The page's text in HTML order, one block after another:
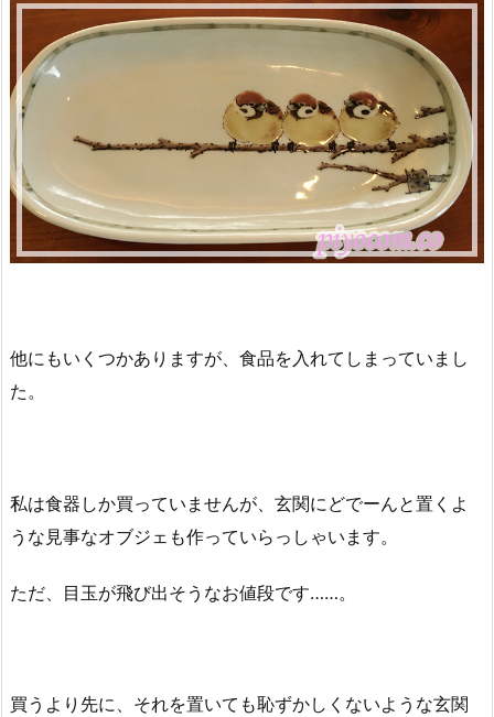
他にもいくつかありますが、食品を入れてしまっていまし
た。
私は食器しか買っていませんが、玄関にどでーんと置くよ
うな見事なオブジェも作っていらっしゃいます。
ただ、目玉が飛び出そうなお値段です……。
買うより先に、それを置いても恥ずかしくないような玄関